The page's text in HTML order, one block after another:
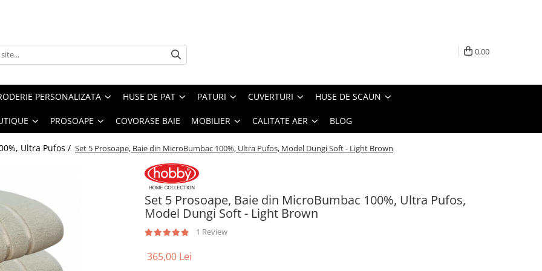
0,00
PERSONALIZATA HUSE DE PAT PATURI CUVERTURI HUSE DE SCAUN
PROSOAPE COVORASE BAIE MOBILIER CALITATE AER BLOG
Ultra Pufos / Set 5 Prosoape, Baie din MicroBumbac 100%, Ultra Pufos, Model Dungi Soft - Light Brown
Set 5 Prosoape, Baie din MicroBumbac 100%, Ultra Pufos,
Model Dungi Soft - Light Brown
1 Review
365,00 Lei